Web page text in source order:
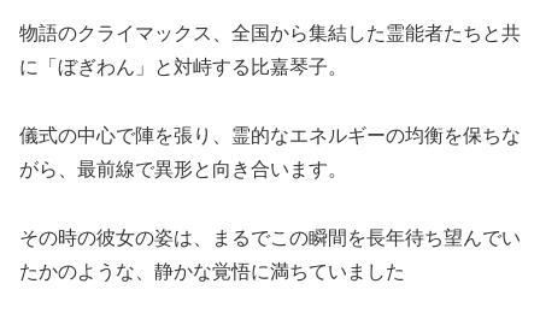
物語のクライマックス、全国から集結した霊能者たちと共
に「ぼぎわん」と対峙する比嘉琴子。
儀式の中心で陣を張り、霊的なエネルギーの均衡を保ちな
がら、最前線で異形と向き合います。
その時の彼女の姿は、まるでこの瞬間を長年待ち望んでい
たかのような、静かな覚悟に満ちていました